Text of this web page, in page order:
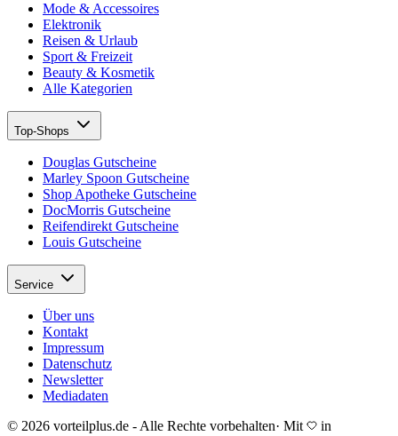
Mode & Accessoires
Elektronik
Reisen & Urlaub
Sport & Freizeit
Beauty & Kosmetik
Alle Kategorien
Top-Shops
Douglas Gutscheine
Marley Spoon Gutscheine
Shop Apotheke Gutscheine
DocMorris Gutscheine
Reifendirekt Gutscheine
Louis Gutscheine
Service
Über uns
Kontakt
Impressum
Datenschutz
Newsletter
Mediadaten
© 2026 vorteilplus.de - Alle Rechte vorbehalten· Mit
in